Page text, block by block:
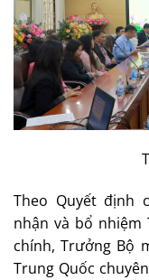
Theo Quyết định
nhận và bổ nhiệm
chính, Trưởng Bộ
Trung Quốc